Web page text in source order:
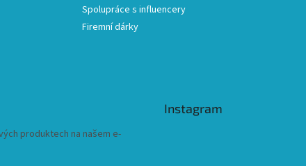
Spolupráce s influencery
Firemní dárky
produktech na našem e-
Instagram